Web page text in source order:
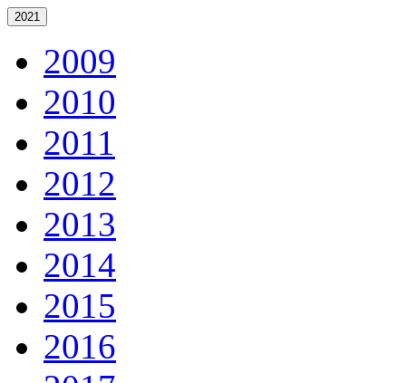
2021
2009
2010
2011
2012
2013
2014
2015
2016